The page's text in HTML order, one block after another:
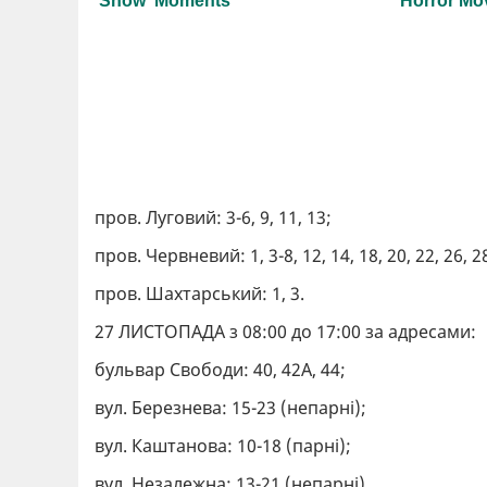
пров. Луговий: 3-6, 9, 11, 13;
пров. Червневий: 1, 3-8, 12, 14, 18, 20, 22, 26,
пров. Шахтарський: 1, 3.
27 ЛИСТОПАДА з 08:00 до 17:00 за адресами:
бульвар Свободи: 40, 42А, 44;
вул. Березнева: 15-23 (непарні);
вул. Каштанова: 10-18 (парні);